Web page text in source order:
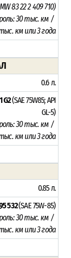
83 22 2 409 710)
30 тыс. км /
км или 3 года
0.6 л.
G2(SAE 75W85; API
GL-5)
30 тыс. км /
км или 3 года
0.85 л.
532(SAE 75W-85)
30 тыс. км /
км или 3 года